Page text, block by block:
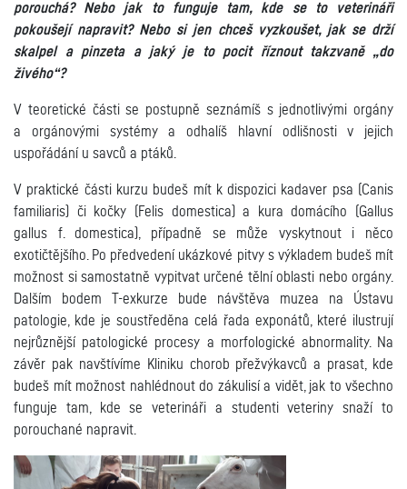
porouchá? Nebo jak to funguje tam, kde se to veterináři
pokoušejí napravit? Nebo si jen chceš vyzkoušet, jak se drží
skalpel a pinzeta a jaký je to pocit říznout takzvaně „do
živého“?
V teoretické části se postupně seznámíš s jednotlivými orgány
a orgánovými systémy a odhalíš hlavní odlišnosti v jejich
uspořádání u savců a ptáků.
V praktické části kurzu budeš mít k dispozici kadaver psa (Canis
familiaris) či kočky (Felis domestica) a kura domácího (Gallus
gallus f. domestica), případně se může vyskytnout i něco
exotičtějšího. Po předvedení ukázkové pitvy s výkladem budeš mít
možnost si samostatně vypitvat určené tělní oblasti nebo orgány.
Dalším bodem T-exkurze bude návštěva muzea na Ústavu
patologie, kde je soustředěna celá řada exponátů, které ilustrují
nejrůznější patologické procesy a morfologické abnormality. Na
závěr pak navštívíme Kliniku chorob přežvýkavců a prasat, kde
budeš mít možnost nahlédnout do zákulisí a vidět, jak to všechno
funguje tam, kde se veterináři a studenti veteriny snaží to
porouchané napravit.